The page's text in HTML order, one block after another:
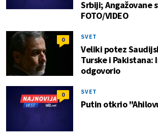
Srbiji; Angažovane
FOTO/VIDEO
0 SVET
Veliki potez
Turske i Pakistana:
odgovorio
0 SVET
Putin otkrio